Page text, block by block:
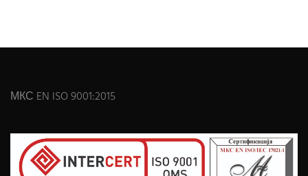
МКС EN ISO 9001:2015